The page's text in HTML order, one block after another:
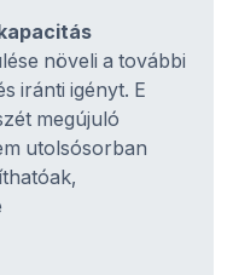
növeli a további
iránti igényt. E
megújuló
utolsósorban